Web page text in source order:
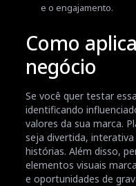
e o engajamento.
Como
negócio
Se você quer testar
identificando
valores da sua marca.
seja divertida,
histórias. Além disso,
elementos visuais
e oportunidades de